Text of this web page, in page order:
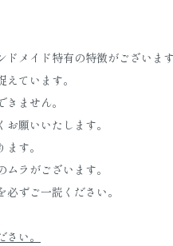
メイド特有の特徴がございます
ています。
ません。
願いいたします。
す。
ラがございます。
必ずご一読ください。
い。